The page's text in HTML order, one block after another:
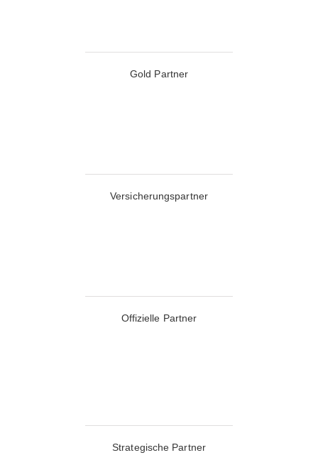
Gold Partner
Versicherungspartner
Offizielle Partner
Strategische Partner